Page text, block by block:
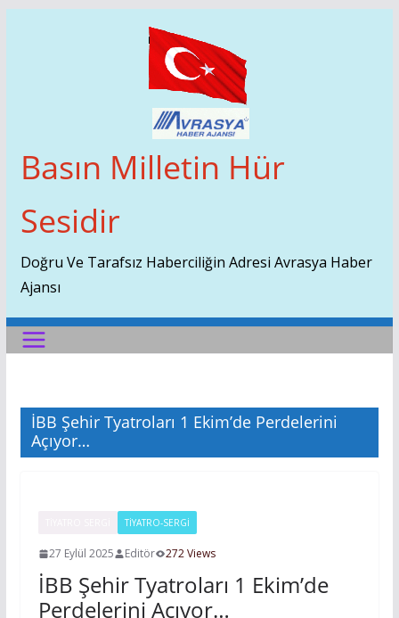
Basın Milletin Hür
Sesidir
Doğru Ve Tarafsız Haberciliğin Adresi Avrasya Haber
Ajansı
İBB Şehir Tyatroları 1 Ekim’de Perdelerini
Açıyor…
TİYATRO-SERGİ
27 Eylül 2025 Editör 272 Views
İBB Şehir Tyatroları 1 Ekim’de
Perdelerini Açıyor…